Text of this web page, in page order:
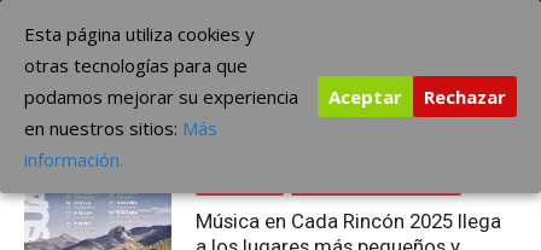
contenido
The Borderline Music
Etiqueta:SUAKAI
Música en Cada Rincón 2025 llega
Esta página utiliza cookies y
otras tecnologías para que
podamos mejorar su experiencia
en nuestros sitios: Más
información.
Aceptar Rechazar